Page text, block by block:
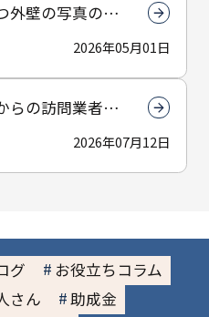
外壁の写真の撮
説
2026年05月01日
らの訪問業者に
2026年07月12日
グ
お役立ちコラム
さん
助成金